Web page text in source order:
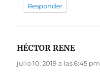
Responder
HÉCTOR RENEdice:
julio 10, 2019 a las 6:45 pm